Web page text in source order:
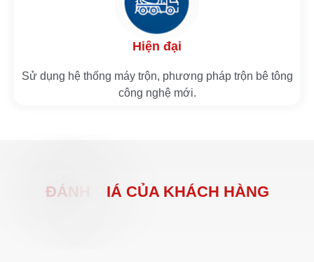
Hiện đại
Sử dụng hệ thống máy trộn, phương pháp trộn bê tông
công nghệ mới.
ĐÁ IÁ CỦA KHÁCH HÀNG